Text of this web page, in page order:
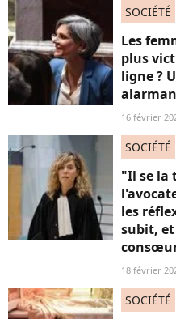
SOCIÉTÉ
Les
plus
ligne ?
16 février
SOCIÉTÉ
"Il se la
les
subit, et
18 février
SOCIÉTÉ